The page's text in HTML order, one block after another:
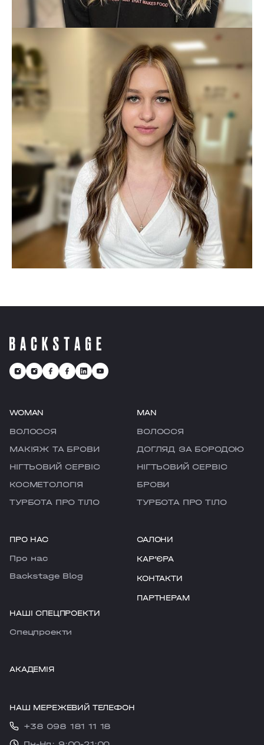
WOMAN
ВОЛОССЯ
МАКІЯЖ ТА БРОВИ
НІГТЬОВИЙ СЕРВІС
КОСМЕТОЛОГІЯ
ТУРБОТА ПРО ТІЛО
MAN
ВОЛОССЯ
ДОГЛЯД ЗА БОРОДОЮ
НІГТЬОВИЙ СЕРВІС
БРОВИ
ТУРБОТА ПРО ТІЛО
ПРО НАС
Про нас
Backstage Blog
НАШІ СПЕЦПРОЕКТИ
Cпецпроекти
САЛОНИ
КАРʼЄРА
КОНТАКТИ
ПАРТНЕРАМ
АКАДЕМІЯ
НАШ МЕРЕЖЕВИЙ ТЕЛЕФОН
+38 098 181 11 18